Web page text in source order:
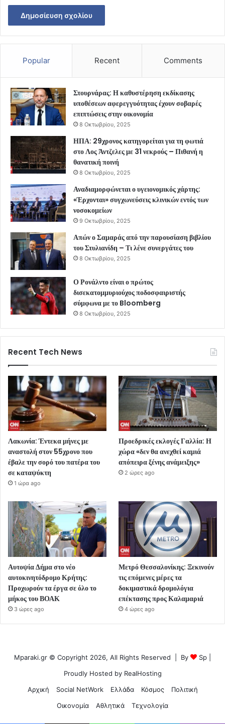
Popular Recent Comments
Στουρνάρας: Η καθυστέρηση εκδίκασης
υποθέσεων αφερεγγυότητας έχουν σοβαρές
επιπτώσεις στην οικονομία
8 Οκτωβρίου, 2025
ΗΠΑ: 29χρονος κατηγορείται για τη φωτιά
στο Λος Άντζελες με 31 νεκρούς – Πιθανή η
θανατική ποινή
8 Οκτωβρίου, 2025
Αναδιαμορφώνεται ο υγειονομικός χάρτης:
«Έρχονται» συγχωνεύσεις κλινικών εντός των
νοσοκομείων
9 Οκτωβρίου, 2025
Απών ο Σαμαράς από την παρουσίαση βιβλίου
του Στυλιανίδη – Τι λένε συνεργάτες του
8 Οκτωβρίου, 2025
Ο Ρονάλντο είναι ο πρώτος
δισεκατομμυριούχος ποδοσφαιριστής
σύμφωνα με το Bloomberg
8 Οκτωβρίου, 2025
Recent Tech News
Λακωνία: Έντεκα μήνες με
αναστολή στον 55χρονο που
έβαλε την σορό του πατέρα του
σε καταψύκτη
1 ώρα ago
Προεδρικές εκλογές Γαλλία: Η
χώρα «δεν θα ανεχθεί καμιά
απόπειρα ξένης ανάμειξης»
2 ώρες ago
Αυτοψία Δήμα στο νέο
αυτοκινητόδρομο Κρήτης:
Προχωρούν τα έργα σε όλο το
μήκος του ΒΟΑΚ
3 ώρες ago
Μετρό Θεσσαλονίκης: Ξεκινούν
τις επόμενες μέρες τα
δοκιμαστικά δρομολόγια
επέκτασης προς Καλαμαριά
4 ώρες ago
Mparaki.gr © Copyright 2026, All Rights Reserved | By Sp
Proudly Hosted by RealHosting
Αρχική
Social NetWork Ελλάδα Κόσμος
Πολιτική
Οικονομία
Αθλητικά Τεχνολογία